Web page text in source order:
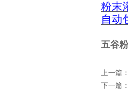
粉末
自动
五谷
上一篇
下一篇